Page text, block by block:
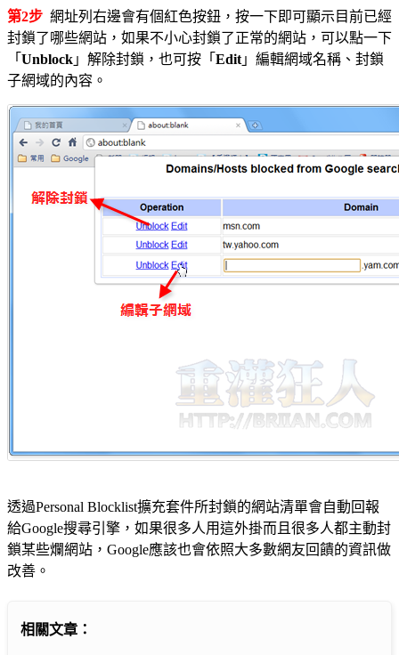
第2步 網址列右邊會有個紅色按鈕，按一下即可顯示目前已經
封鎖了哪些網站，如果不小心封鎖了正常的網站，可以點一下
「 Unblock 」解除封鎖，也可按「 Edit 」編輯網域名稱、封鎖
子網域的內容。
透過Personal Blocklist擴充套件所封鎖的網站清單會自動回報
給Google搜尋引擎，如果很多人用這外掛而且很多人都主動封
鎖某些爛網站，Google應該也會依照大多數網友回饋的資訊做
改善。
相關文章：